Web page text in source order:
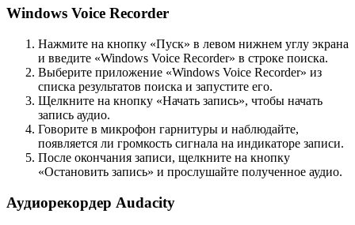
Windows Voice Recorder
Нажмите на кнопку «Пуск» в левом нижнем углу экрана
и введите «Windows Voice Recorder» в строке поиска.
Выберите приложение «Windows Voice Recorder» из
списка результатов поиска и запустите его.
Щелкните на кнопку «Начать запись», чтобы начать
запись аудио.
Говорите в микрофон гарнитуры и наблюдайте,
появляется ли громкость сигнала на индикаторе записи.
После окончания записи, щелкните на кнопку
«Остановить запись» и прослушайте полученное аудио.
Аудиорекордер Audacity